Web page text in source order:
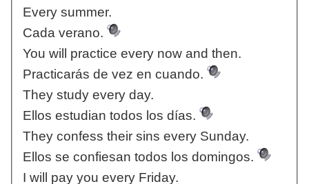
Every summer.
Cada verano.
You will practice every now and then.
Practicarás de vez en cuando.
They study every day.
Ellos estudian todos los días.
They confess their sins every Sunday.
Ellos se confiesan todos los domingos.
I will pay you every Friday.